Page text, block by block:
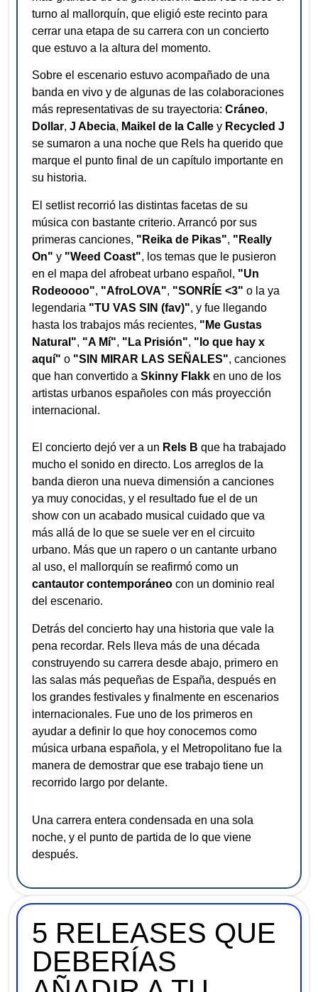
turno al mallorquín, que eligió este recinto para
cerrar una etapa de su carrera con un concierto
que estuvo a la altura del momento.
Sobre el escenario estuvo acompañado de una
banda en vivo y de algunas de las colaboraciones
más representativas de su trayectoria: Cráneo,
Dollar, J Abecia, Maikel de la Calle y Recycled J
se sumaron a una noche que Rels ha querido que
marque el punto final de un capítulo importante en
su historia.
El setlist recorrió las distintas facetas de su
música con bastante criterio. Arrancó por sus
primeras canciones, "Reika de Pikas", "Really
On" y "Weed Coast", los temas que le pusieron
en el mapa del afrobeat urbano español, "Un
Rodeoooo", "AfroLOVA", "SONRÍE <3" o la ya
legendaria "TU VAS SIN (fav)", y fue llegando
hasta los trabajos más recientes, "Me Gustas
Natural", "A Mí", "La Prisión", "lo que hay x
aquí" o "SIN MIRAR LAS SEÑALES", canciones
que han convertido a Skinny Flakk en uno de los
artistas urbanos españoles con más proyección
internacional.
El concierto dejó ver a un Rels B que ha trabajado
mucho el sonido en directo. Los arreglos de la
banda dieron una nueva dimensión a canciones
ya muy conocidas, y el resultado fue el de un
show con un acabado musical cuidado que va
más allá de lo que se suele ver en el circuito
urbano. Más que un rapero o un cantante urbano
al uso, el mallorquín se reafirmó como un
cantautor contemporáneo con un dominio real
del escenario.
Detrás del concierto hay una historia que vale la
pena recordar. Rels lleva más de una década
construyendo su carrera desde abajo, primero en
las salas más pequeñas de España, después en
los grandes festivales y finalmente en escenarios
internacionales. Fue uno de los primeros en
ayudar a definir lo que hoy conocemos como
música urbana española, y el Metropolitano fue la
manera de demostrar que ese trabajo tiene un
recorrido largo por delante.
Una carrera entera condensada en una sola
noche, y el punto de partida de lo que viene
después.
5 RELEASES QUE
DEBERÍAS